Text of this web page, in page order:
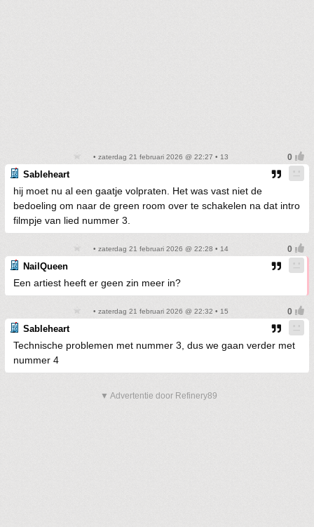
• zaterdag 21 februari 2026 @ 22:27 • 13
Sableheart
hij moet nu al een gaatje volpraten. Het was vast niet de
bedoeling om naar de green room over te schakelen na dat intro
filmpje van lied nummer 3.
• zaterdag 21 februari 2026 @ 22:28 • 14
NailQueen
Een artiest heeft er geen zin meer in?
• zaterdag 21 februari 2026 @ 22:32 • 15
Sableheart
Technische problemen met nummer 3, dus we gaan verder met
nummer 4
▼ Advertentie door Refinery89